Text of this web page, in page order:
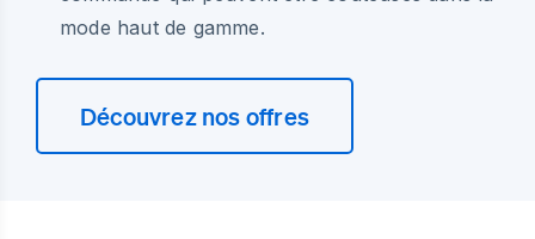
mode haut de gamme.
Découvrez nos offres